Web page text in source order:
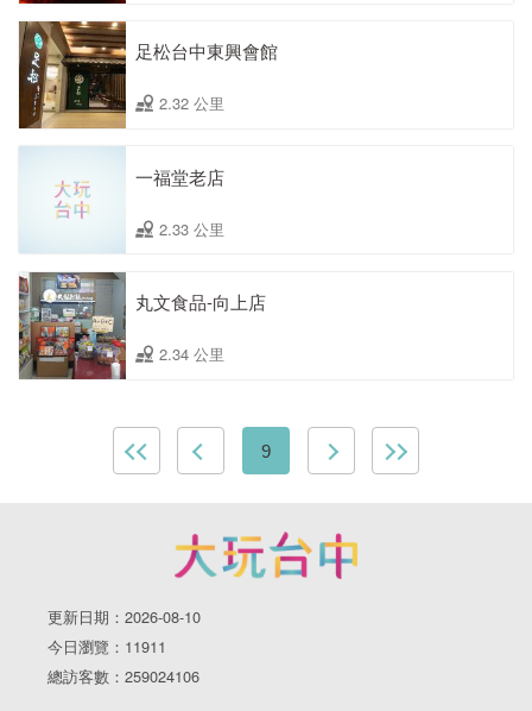
足松台中東興會館
2.32 公里
一福堂老店
2.33 公里
丸文食品-向上店
2.34 公里
9
更新日期：2026-08-10
今日瀏覽：11911
總訪客數：259024106